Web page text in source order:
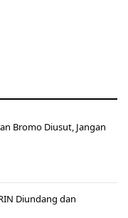
Bromo Diusut, Jangan
Diundang dan